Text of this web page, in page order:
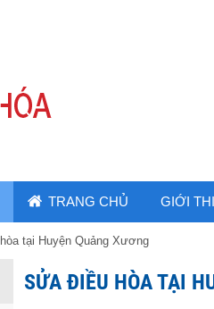
TRANG CHỦ GIỚI
tại Huyện Quảng Xương
SỬA ĐIỀU HÒA TẠI